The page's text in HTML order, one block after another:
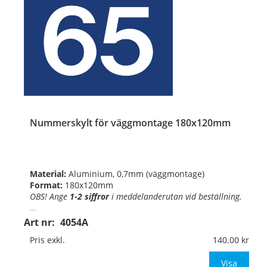
Nummerskylt för väggmontage 180x120mm
Art nr: 4054A
Material: Aluminium, 0,7mm (väggmontage)
Format: 180x120mm
OBS! Ange 1-2 siffrori meddelanderutan vid beställning.
…
Pris exkl. 140.00
Visa